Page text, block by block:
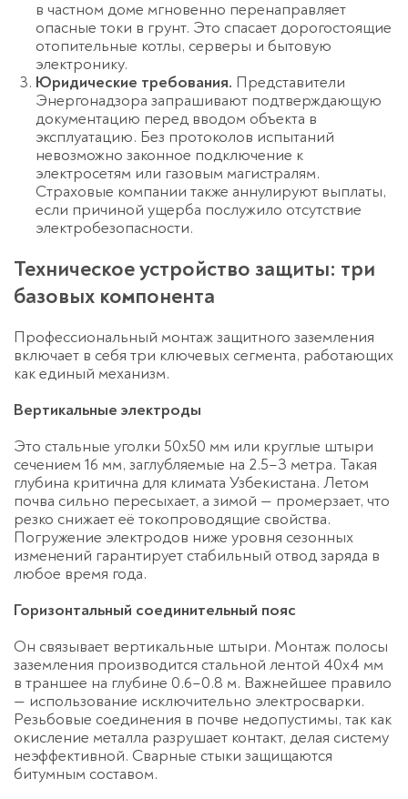
в частном доме мгновенно перенаправляет
опасные токи в грунт. Это спасает дорогостоящие
отопительные котлы, серверы и бытовую
электронику.
Юридические требования. Представители
Энергонадзора запрашивают подтверждающую
документацию перед вводом объекта в
эксплуатацию. Без протоколов испытаний
невозможно законное подключение к
электросетям или газовым магистралям.
Страховые компании также аннулируют выплаты,
если причиной ущерба послужило отсутствие
электробезопасности.
Техническое устройство защиты: три
базовых компонента
Профессиональный монтаж защитного заземления
включает в себя три ключевых сегмента, работающих
как единый механизм.
Вертикальные электроды
Это стальные уголки 50х50 мм или круглые штыри
сечением 16 мм, заглубляемые на 2.5–3 метра. Такая
глубина критична для климата Узбекистана. Летом
почва сильно пересыхает, а зимой — промерзает, что
резко снижает её токопроводящие свойства.
Погружение электродов ниже уровня сезонных
изменений гарантирует стабильный отвод заряда в
любое время года.
Горизонтальный соединительный пояс
Он связывает вертикальные штыри. Монтаж полосы
заземления производится стальной лентой 40х4 мм
в траншее на глубине 0.6–0.8 м. Важнейшее правило
— использование исключительно электросварки.
Резьбовые соединения в почве недопустимы, так как
окисление металла разрушает контакт, делая систему
неэффективной. Сварные стыки защищаются
битумным составом.